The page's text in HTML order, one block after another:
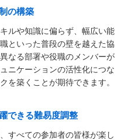
の構築
ルや知識に偏らず、幅広い能
といった普段の壁を越えた協
なる部署や役職のメンバーが
ニケーションの活性化につな
を築くことが期待できます。
できる難易度調整
すべての参加者の皆様が楽し